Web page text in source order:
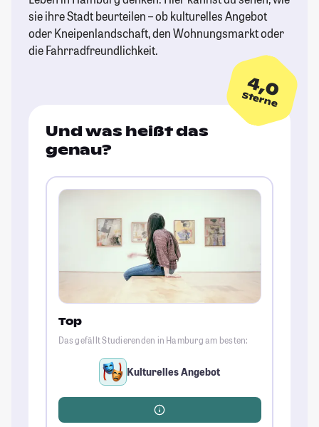
sie ihre Stadt beurteilen – ob kulturelles Angebot
oder Kneipenlandschaft, den Wohnungsmarkt oder
die Fahrradfreundlichkeit.
4,0
Sterne
Und was heißt das
genau?
Top
Das gefällt Studierenden in Hamburg am besten:
Kulturelles Angebot